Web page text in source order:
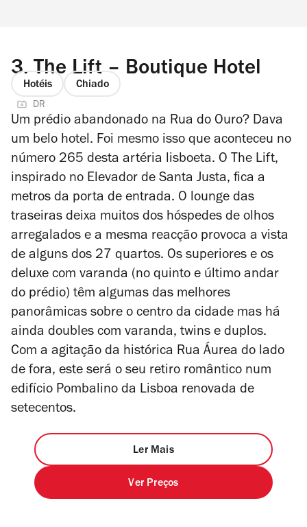
3. The Lift – Boutique Hotel
Hotéis Chiado
DR
Um prédio abandonado na Rua do Ouro? Dava
um belo hotel. Foi mesmo isso que aconteceu no
número 265 desta artéria lisboeta. O The Lift,
inspirado no Elevador de Santa Justa, fica a
metros da porta de entrada. O lounge das
traseiras deixa muitos dos hóspedes de olhos
arregalados e a mesma reacção provoca a vista
de alguns dos 27 quartos. Os superiores e os
deluxe com varanda (no quinto e último andar
do prédio) têm algumas das melhores
panorâmicas sobre o centro da cidade mas há
ainda doubles com varanda, twins e duplos.
Com a agitação da histórica Rua Áurea do lado
de fora, este será o seu retiro romântico num
edifício Pombalino da Lisboa renovada de
setecentos.
Ler Mais
Ver Preços